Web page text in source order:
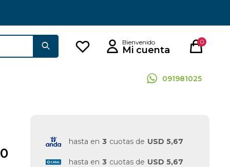
091981025
0
hasta en 3 cuotas de USD 5,67
hasta en 3 cuotas de USD 5,67